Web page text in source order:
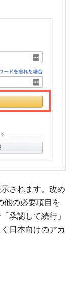
されます。改め
他の必要項目を
承認して続行」
日本向けのアカ